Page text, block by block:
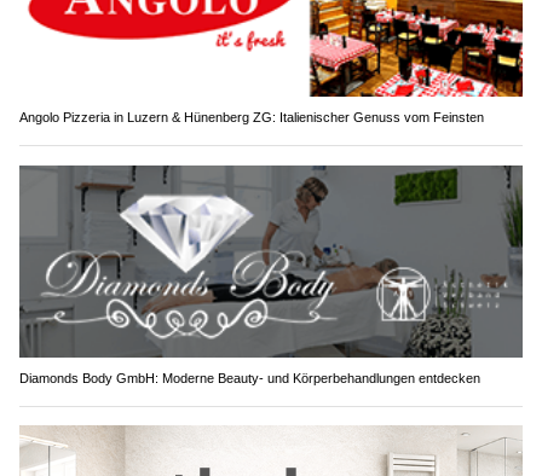
Angolo Pizzeria in Luzern & Hünenberg ZG: Italienischer Genuss vom Feinsten
Diamonds Body GmbH: Moderne Beauty- und Körperbehandlungen entdecken